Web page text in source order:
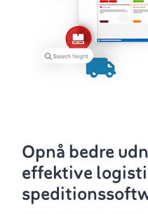
Opnå bedre
effektive